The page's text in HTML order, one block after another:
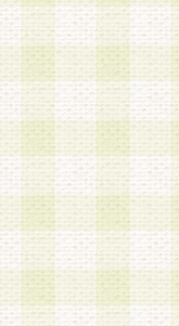
第4条 ログ
1.会員は、
加する際に
スワードを
2.登録の際
の使用に関
3.会員は、
貸与、名義
ならないも
4.当社は、